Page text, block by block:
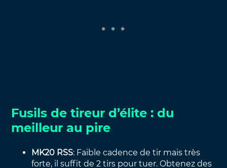
Fusils de tireur d’élite : du
meilleur au pire
MK20 RSS: Faible cadence de tir mais très
forte, il suffit de 2 tirs pour tuer. Obtenez des